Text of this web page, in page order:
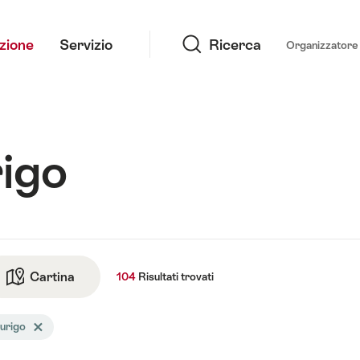
Servizio Ricerca Organizzatore
Cartina Vai alla visualizzazione della cartina
104 Risultatitrovati
Elimina tag Zurigo